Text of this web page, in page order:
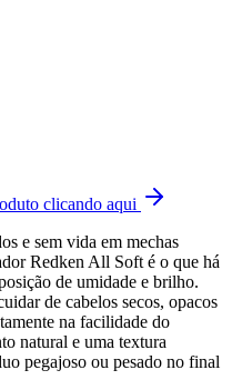
clicando aqui
e sem vida em mechas
Redken All Soft é o que há
de umidade e brilho.
de cabelos secos, opacos
na facilidade do
natural e uma textura
pegajoso ou pesado no final